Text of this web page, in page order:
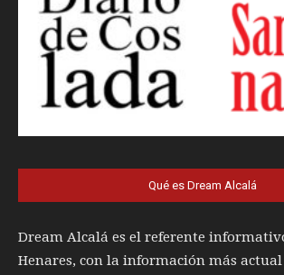
Qué es Dream Alcalá
Dream Alcalá es el referente
Henares, con la información más